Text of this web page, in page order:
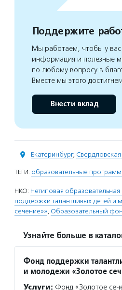
Поддержите
Мы работаем, чтобы у вас
информация и полезные
по любому вопросу в
Вместе мы этого достигнем
Внести вклад
Екатеринбург,
ТЕГИ: образовательные
НКО: Нетиповая
поддержки талантливых детей и
сечение»», Образовательный
Узнайте больше в
Фонд поддержки
и молодежи «Золотое
Услуги: Фонд «Золотое